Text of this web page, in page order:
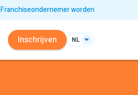
Franchiseondernemer worden
Inschrijven NL